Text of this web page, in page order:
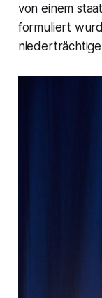
von einem
formuliert